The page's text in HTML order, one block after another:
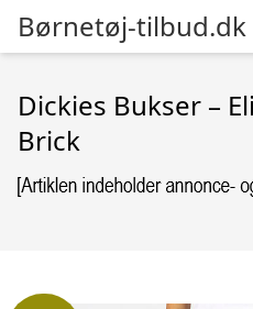
Børnetøj-tilbud.dk
Dickies Bukser –
Brick